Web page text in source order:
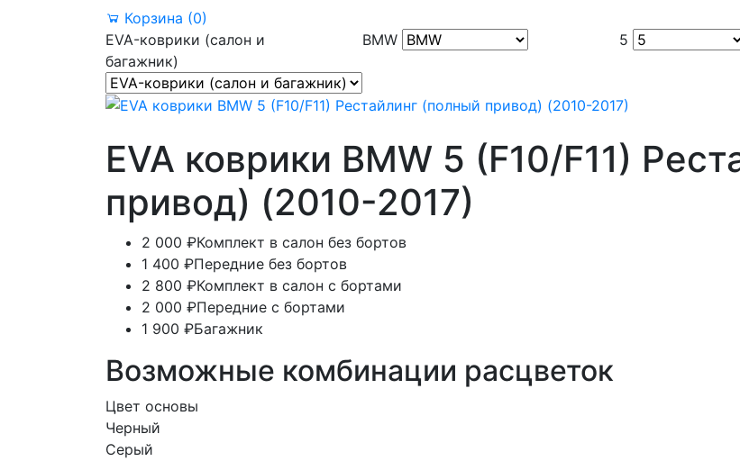
Корзина (0)
EVA-коврики (салон и
багажник)
BMW 5
EVA коврики BMW 5 (F10/F11)
привод) (2010-2017)
2 000 ₽Комплект в салон без бортов
1 400 ₽Передние без бортов
2 800 ₽Комплект в салон с бортами
2 000 ₽Передние с бортами
1 900 ₽Багажник
Возможные комбинации расцветок
Цвет основы
Черный
Серый